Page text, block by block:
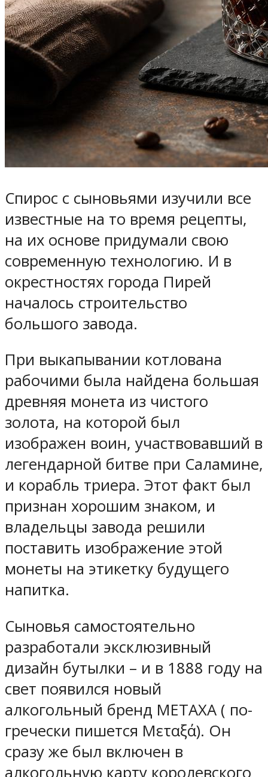
Спирос с сыновьями изучили все
известные на то время рецепты,
на их основе придумали свою
современную технологию. И в
окрестностях города Пирей
началось строительство
большого завода.
При выкапывании котлована
рабочими была найдена большая
древняя монета из чистого
золота, на которой был
изображен воин, участвовавший в
легендарной битве при Саламине,
и корабль триера. Этот факт был
признан хорошим знаком, и
владельцы завода решили
поставить изображение этой
монеты на этикетку будущего
напитка.
Сыновья самостоятельно
разработали эксклюзивный
дизайн бутылки – и в 1888 году на
свет появился новый
алкогольный бренд METAXA ( по-
гречески пишется Μεταξά). Он
сразу же был включен в
алкогольную карту королевского